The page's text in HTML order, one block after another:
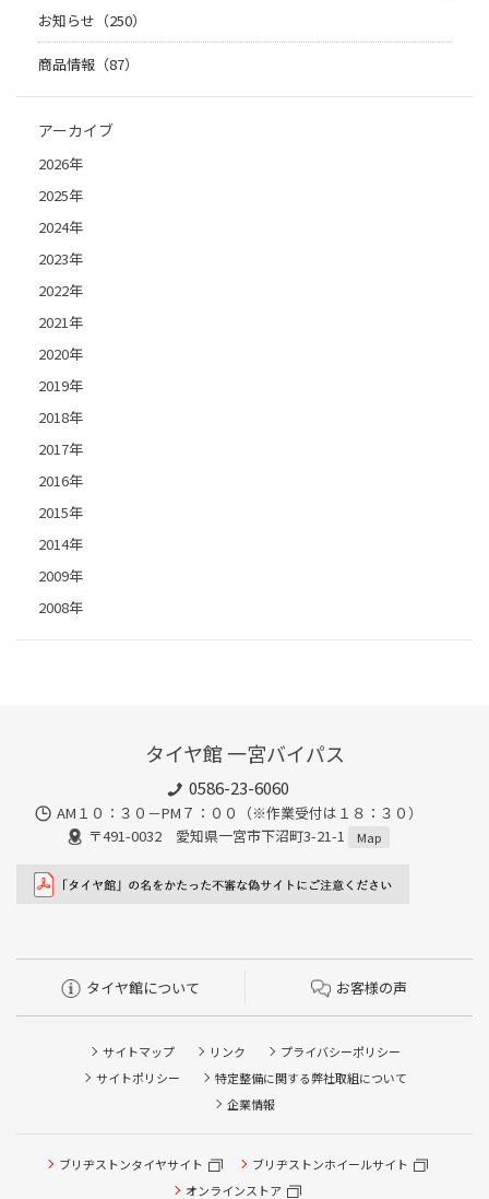
お知らせ（250）
商品情報（87）
アーカイブ
2026年
2025年
2024年
2023年
2022年
2021年
2020年
2019年
2018年
2017年
2016年
2015年
2014年
2009年
2008年
タイヤ館 一宮バイパス
0586-23-6060
AM１０：３０－PM７：００（※作業受付は１８：３０）
〒491-0032 愛知県一宮市下沼町3-21-1
Map
タイヤ館について お客様の声
サイトマップ リンク
プライバシーポリシー
サイトポリシー
特定整備に関する弊社取組について
企業情報
ブリヂストンタイヤサイト
ブリヂストンホイールサイト
オンラインストア
タイヤ点検・安全点検/タイヤ履き替え/オイル交換/その他
ピット作業の予約